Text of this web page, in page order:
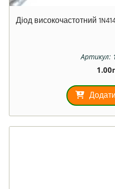
Діод високочастотний
Артикул:
1.00